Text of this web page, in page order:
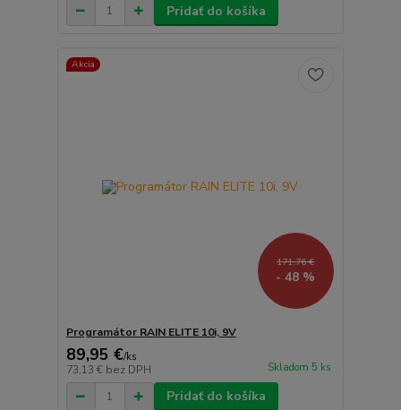
Pridať do košíka
Akcia
171,76 €
- 48 %
Programátor RAIN ELITE 10i, 9V
89,95 €/ks
73,13 € bez DPH Skladom 5 ks
Pridať do košíka